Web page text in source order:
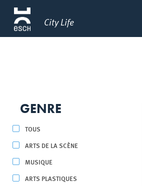
City Life
GENRE
TOUS
ARTS DE LA SCÈNE
MUSIQUE
ARTS PLASTIQUES